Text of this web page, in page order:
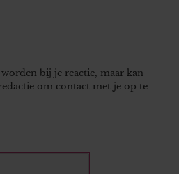
bij je reactie, maar kan
om contact met je op te